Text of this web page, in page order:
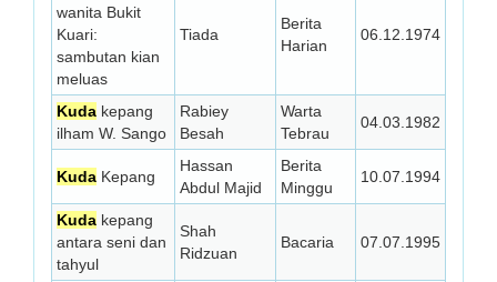
wanita Bukit
Kuari:
sambutan kian
meluas
Tiada
Berita
Harian
06.12.1974
Kuda kepang
ilham W. Sango
Rabiey
Besah
Warta
Tebrau
04.03.1982
Kuda Kepang
Hassan
Abdul Majid
Berita
Minggu
10.07.1994
Kuda kepang
antara seni dan
tahyul
Shah
Ridzuan
Bacaria 07.07.1995